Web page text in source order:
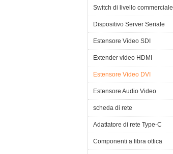
Switch di livello commerciale
Dispositivo Server Seriale
Estensore Video SDI
Extender video HDMI
Estensore Video DVI
Estensore Audio Video
scheda di rete
Adattatore di rete Type-C
Componenti a fibra ottica